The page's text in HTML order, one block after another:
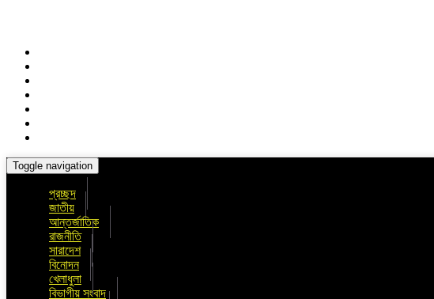
Toggle navigation
প্রচ্ছদ
জাতীয়
আন্তর্জাতিক
রাজনীতি
সারাদেশ
বিনোদন
খেলাধুলা
বিভাগীয় সংবাদ